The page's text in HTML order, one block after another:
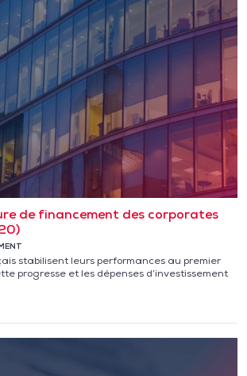
de financement des corporates
stabilisent leurs performances au premier
progresse et les dépenses d’investissement